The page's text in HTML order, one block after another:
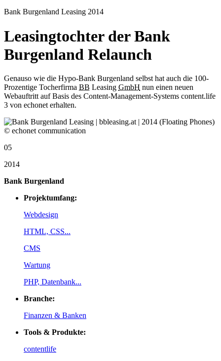
Bank Burgenland Leasing 2014
Leasingtochter der Bank
Burgenland Relaunch
Genauso wie die Hypo-Bank Burgenland selbst hat auch die 100-
Prozentige Tocherfirma BB Leasing GmbH nun einen neuen
Webauftritt auf Basis des Content-Management-Systems content.life
3 von echonet erhalten.
05
2014
Bank Burgenland
Projektumfang:
Webdesign
HTML, CSS...
CMS
Wartung
PHP, Datenbank...
Branche:
Finanzen & Banken
Tools & Produkte:
contentlife